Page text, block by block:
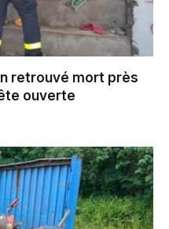
retrouvé mort près
ouverte